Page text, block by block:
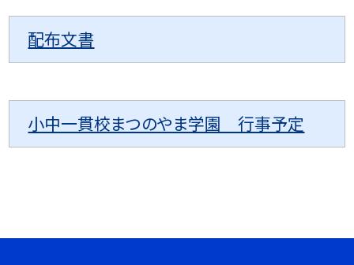
配布文書
小中一貫校まつのやま学園 行事予定